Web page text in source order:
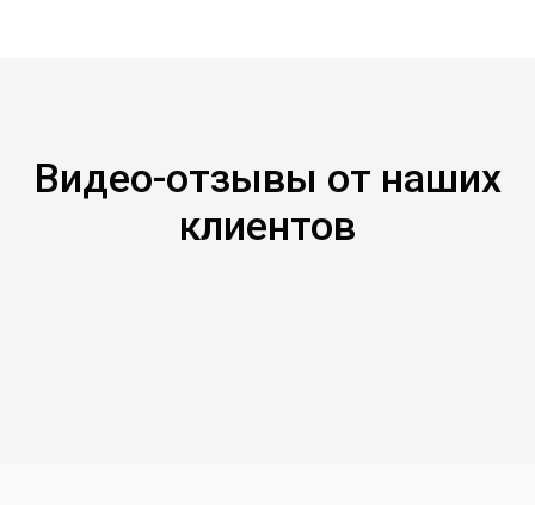
Видео-отзывы от наших
клиентов